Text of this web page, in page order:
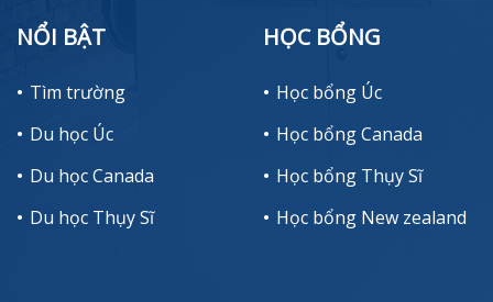
NỔI BẬT
Tìm trường
Du học Úc
Du học Canada
Du học Thụy Sĩ
HỌC BỔNG
Học bổng Úc
Học bổng Canada
Học bổng Thụy Sĩ
Học bổng New zealand